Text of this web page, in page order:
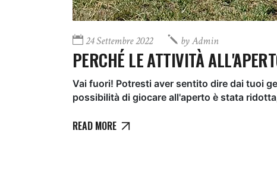
24 Settembre 2022 byAdmin
PERCHÉ LE ATTIVITÀ
Vai fuori! Potresti aver sentito dire dai tuoi
possibilità di giocare all'aperto è stata
READ MORE